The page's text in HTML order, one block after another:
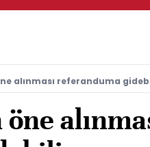
alınması referanduma